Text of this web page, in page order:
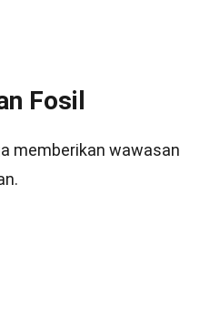
Fosil
memberikan wawasan